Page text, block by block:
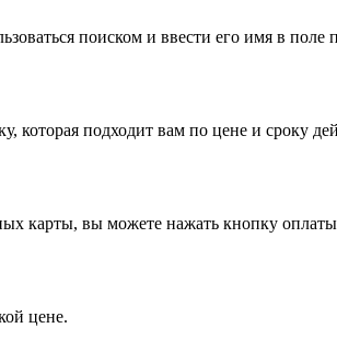
поиском и ввести его имя в поле
которая подходит вам по цене и сроку
карты, вы можете нажать кнопку
цене.